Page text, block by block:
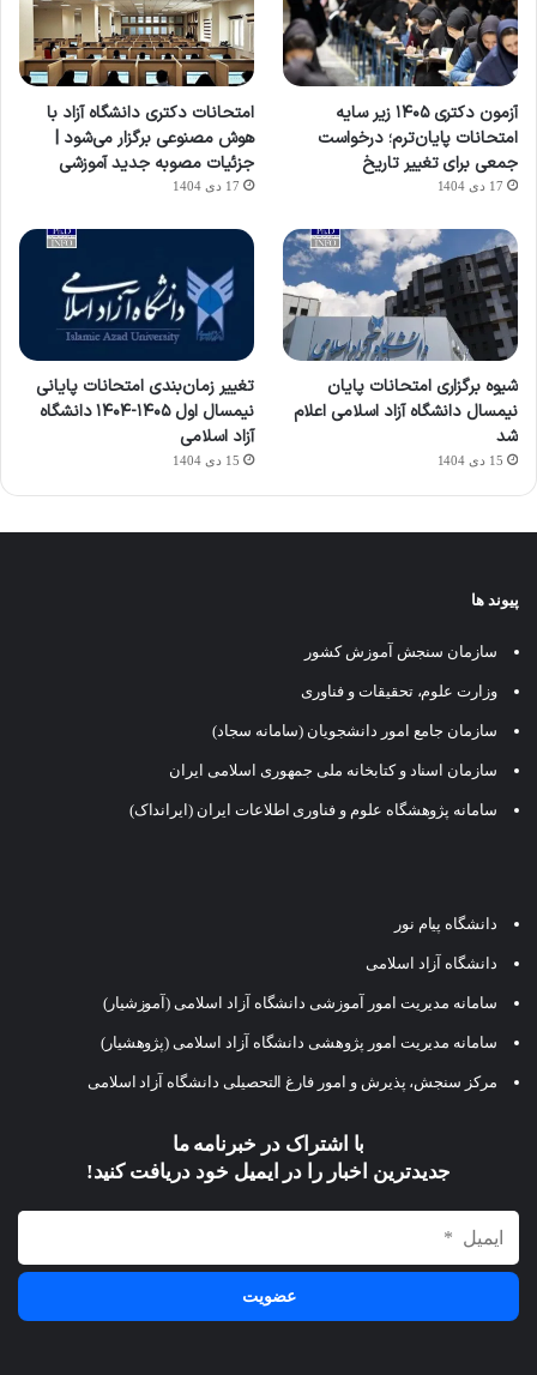
آزمون دکتری ۱۴۰۵ زیر سایه
امتحانات پایان‌ترم؛ درخواست
جمعی برای تغییر تاریخ
17 دی 1404
امتحانات دکتری دانشگاه آزاد با
هوش مصنوعی برگزار می‌شود |
جزئیات مصوبه جدید آموزشی
17 دی 1404
شیوه برگزاری امتحانات پایان
نیمسال دانشگاه آزاد اسلامی اعلام
شد
15 دی 1404
تغییر زمان‌بندی امتحانات پایانی
نیمسال اول ۱۴۰۵-۱۴۰۴ دانشگاه
آزاد اسلامی
15 دی 1404
پیوند ها
سازمان سنجش آموزش کشور
وزارت علوم، تحقیقات و فناوری
سازمان جامع امور دانشجویان (سامانه سجاد)
سازمان اسناد و کتابخانه ملی جمهوری اسلامی ایران
سامانه پژوهشگاه علوم و فناوری اطلاعات ایران (ایرانداک)
دانشگاه پیام نور
دانشگاه آزاد اسلامی
سامانه مدیریت امور آموزشی دانشگاه آزاد اسلامی (آموزشیار)
سامانه مدیریت امور پژوهشی دانشگاه آزاد اسلامی (پژوهشیار)
مرکز سنجش، پذیرش و امور فارغ التحصیلی دانشگاه آزاد اسلامی
با اشتراک در خبرنامه ما
جدیدترین اخبار را در ایمیل خود دریافت کنید!